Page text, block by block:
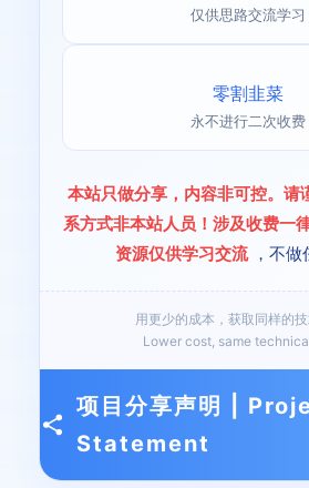
仅供思路交流学习
零割韭菜
永不进行二次收费
本站只做分享，内容非可控。请
系方式非本站人员！涉及收费一
资源仅供学习交流 ，不做
用更少的成本，获取同样的技
Lower cost, same
项目分享声明 |
Statement